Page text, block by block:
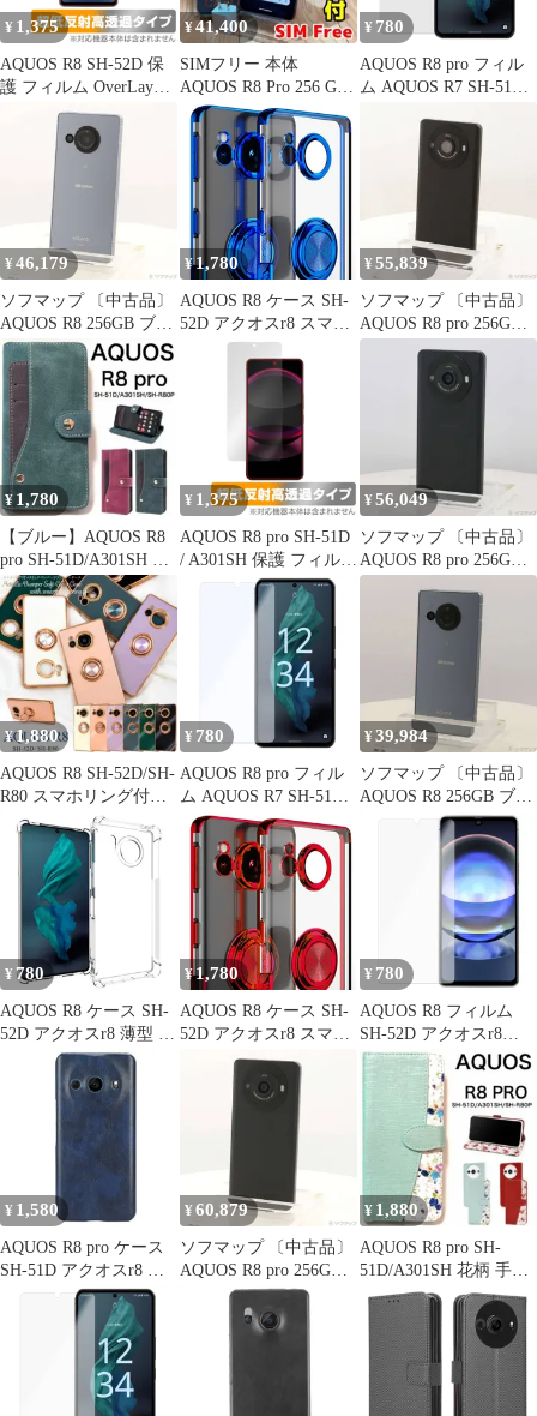
¥ 1,375
AQUOS R8 SH-52D 保
護 フィルム OverLay
Plus Premium アクオス
R8 SH52D スマホ用保
護フィルム アンチグレ
ア 反射防止 高透過 指
¥41,400
SIMフリー 本体
AQUOS R8 Pro 256 GB
295 ブラック
¥ 780
AQUOS R8 pro フィル
ム AQUOS R7 SH-51D
ロ PET 保護フィルム
【Color】 光沢なし
¥46,179
ソフマップ 〔中古品〕
AQUOS R8 256GB ブル
ー SH-52D docomo SIM
フリー【349】
¥1,780
AQUOS R8 ケース SH-
52D アクオスr8 スマホ
リング 耐衝撃 薄型 ケ
ース 【Color】 ブルー
¥55,839
ソフマップ 〔中古品〕
AQUOS R8 pro 256GB
ブラック SH-R80P SIM
フリー【258】
¥ 1,780
【ブルー】AQUOS R8
pro SH-51D/A301SH 手
帳型ケース
¥ 1,375
AQUOS R8 pro SH-51D
/ A301SH 保護 フィルム
OverLay Plus Premium
アクオス アールエイト
プロ アンチグレア 反射
防止 高透過 指紋防止
¥56,049
ソフマップ 〔中古品〕
AQUOS R8 pro 256GB
ブラック SH-R80P SIM
フリー【262】
¥1,880
AQUOS R8 SH-52D/SH-
R80 スマホリング付ケ
ース
¥ 780
AQUOS R8 pro フィル
ム AQUOS R7 SH-51D
SH-52C アクオスr8 プ
ロ PET 保護フィルム
【Color】 ブルーライト
カット
¥39,984
ソフマップ 〔中古品〕
AQUOS R8 256GB ブル
ー SH-52D docomo SIM
フリー【262】
¥ 780
AQUOS R8 ケース SH-
52D アクオスr8 薄型 耐
衝撃 コーナーガード ソ
フト ケース
¥1,780
AQUOS R8 ケース SH-
52D アクオスr8 スマホ
リング 耐衝撃 薄型 ケ
ース 【Color】 レッド
¥ 780
AQUOS R8 フィルム
SH-52D アクオスr8
PET 保護フィルム
【Color】 光沢
¥ 1,580
AQUOS R8 pro ケース
SH-51D アクオスr8 プ
ロ レザー ハード ケー
ス 【Color】 ネイビー
¥60,879
ソフマップ 〔中古品〕
AQUOS R8 pro 256GB
ブラック SH-R80P SIM
フリー【276】
¥ 1,880
AQUOS R8 pro SH-
51D/A301SH 花柄 手帳
型ケース